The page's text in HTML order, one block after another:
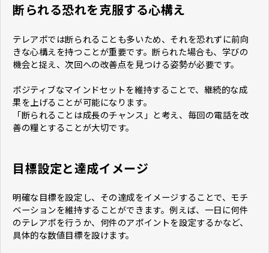
断られる恐れを克服する心構え
テレアポでは断られることも多いため、それを恐れずに前向
きな心構えを持つことが重要です。断られた場合も、学びの
機会と捉え、次回への改善点を見つける姿勢が必要です。
ポジティブなマインドセットを維持することで、継続的な成
果を上げることが可能になります。
「断られることは成長のチャンス」と考え、毎回の電話を改
善の糧とすることが大切です。
目標設定と達成イメージ
明確な目標を設定し、その達成をイメージすることで、モチ
ベーションを維持することができます。例えば、一日に何件
のテレアポを行うか、何件のアポイントを設定するかなど、
具体的な数値目標を設けます。